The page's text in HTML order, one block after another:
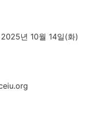
년 10월 14일(화)